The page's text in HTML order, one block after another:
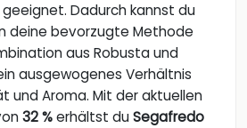
Dadurch kannst du
deine bevorzugte Methode
aus Robusta und
ausgewogenes Verhältnis
und Aroma. Mit der aktuellen
32 %erhältst duSegafredo